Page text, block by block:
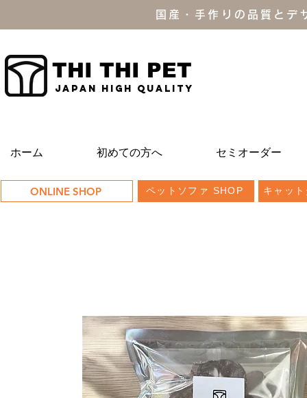
国産・手作りの品質と
THI THI PET
JAPAN high quality
ホーム 初めての方へ セミオーダー
ONLINE SHOP ペットソファ SHOP キャッ